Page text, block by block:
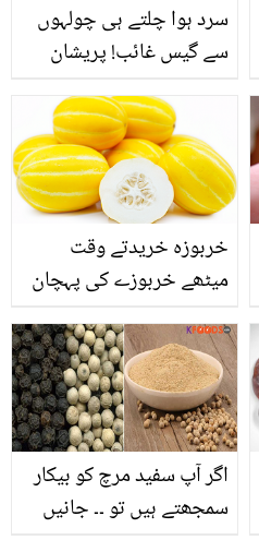
سرد ہوا چلتے ہی چولہوں
سے گیس غائب! پریشان
ہونے کے بجائے پہلے یہ
گھریلو ٹپس آزما لیں، جو
گیس کا پریشر بڑھائے
خربوزہ خریدتے وقت
میٹھے خربوزے کی پہچان
کیسے کی جائے؟
اگر آپ سفید مرچ کو بیکار
سمجھتے ہیں تو ۔۔ جانیں